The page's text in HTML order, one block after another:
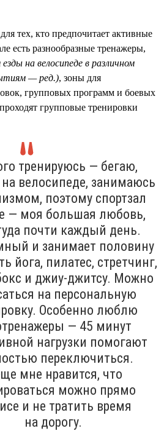
тех, кто предпочитает активные
есть разнообразные тренажеры,
на велосипеде в различном
— ред.), зоны для
групповых программ и боевых
групповые тренировки
тренируюсь — бегаю,
велосипеде, занимаюсь
поэтому спортзал
— моя большая любовь,
почти каждый день.
и занимает половину
йога, пилатес, стретчинг,
и джиу-джитсу. Можно
на персональную
Особенно люблю
— 45 минут
нагрузки помогают
переключиться.
мне нравится, что
можно прямо
и не тратить время
на дорогу.